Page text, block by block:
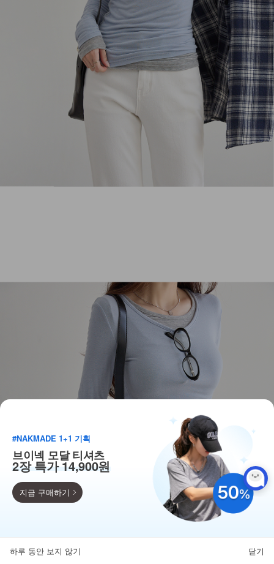
득템찬스
#NAKMADE 1+1 기획
브이넥 모달 티셔츠
2장 특가 14,900원
지금 구매하기
하루 동안 보지 않기 닫기
뒤로가기 카테고리 마이페이지